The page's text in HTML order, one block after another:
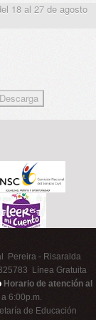
18 al 27 de agosto
Pereira - Risaralda
Línea Gratuita
Horario de atención al
6:00p.m.
de Educación